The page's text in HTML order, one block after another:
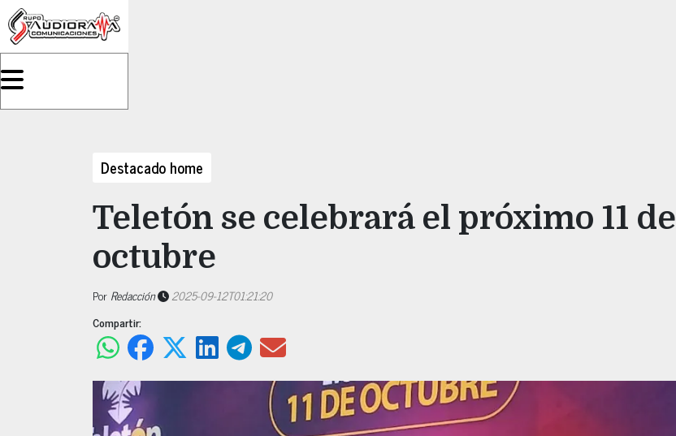
Destacado home
Teletón se celebrará el próximo 11 de
octubre
Por Redacción
2025-09-12T01:21:20
Compartir: